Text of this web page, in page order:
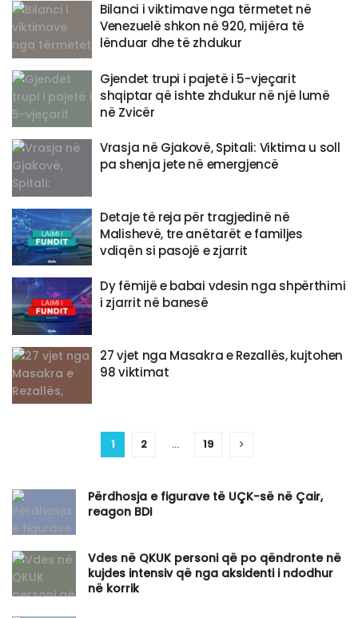
Bilanci i viktimave nga tërmetet në
Venezuelë shkon në 920, mijëra të
lënduar dhe të zhdukur
Gjendet trupi i pajetë i 5-vjeçarit
shqiptar që ishte zhdukur në një lumë
në Zvicër
Vrasja në Gjakovë, Spitali: Viktima u soll
pa shenja jete në emergjencë
Detaje të reja për tragjedinë në
Malishevë, tre anëtarët e familjes
vdiqën si pasojë e zjarrit
Dy fëmijë e babai vdesin nga shpërthimi
i zjarrit në banesë
27 vjet nga Masakra e Rezallës, kujtohen
98 viktimat
1 2 … 19
Përdhosja e figurave të UÇK-së në Çair,
reagon BDI
Vdes në QKUK personi që po qëndronte në
kujdes intensiv që nga aksidenti i ndodhur
në korrik